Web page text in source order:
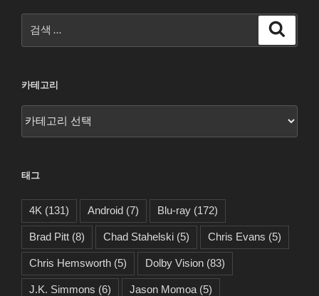
색:
카테고리
태그
4K (131) Android (7) Blu-ray (172)
Brad Pitt (8) Chad Stahelski (5) Chris Evans (5)
Chris Hemsworth (5) Dolby Vision (83)
J.K. Simmons (6) Jason Momoa (5)